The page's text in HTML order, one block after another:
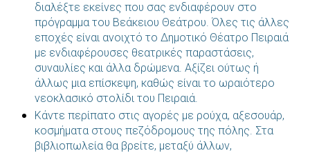
διαλέξτε εκείνες που σας ενδιαφέρουν στο
πρόγραμμα του Βεάκειου Θεάτρου. Όλες τις άλλες
εποχές είναι ανοιχτό το Δημοτικό Θέατρο Πειραιά
με ενδιαφέρουσες θεατρικές παραστάσεις,
συναυλίες και άλλα δρώμενα. Αξίζει ούτως ή
άλλως μια επίσκεψη, καθώς είναι το ωραιότερο
νεοκλασικό στολίδι του Πειραιά.
Κάντε περίπατο στις αγορές με ρούχα, αξεσουάρ,
κοσμήματα στους πεζόδρομους της πόλης. Στα
βιβλιοπωλεία θα βρείτε, μεταξύ άλλων,